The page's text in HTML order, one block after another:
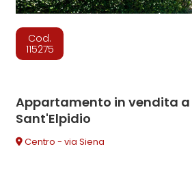
Cod.
115275
Appartamento in vendita a
Sant'Elpidio
Centro - via Siena